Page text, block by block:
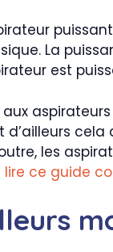
La
est
d’ailleurs
les
lire ce guide